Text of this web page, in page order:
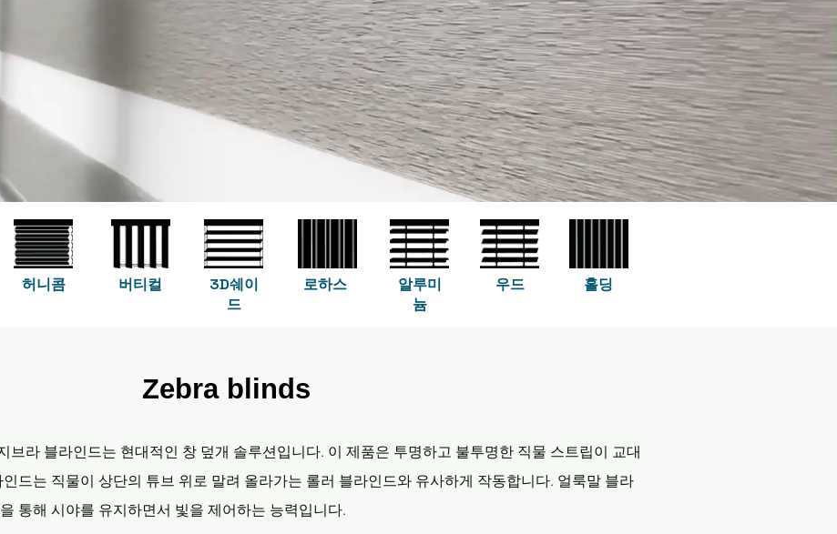
허니콤 버티컬
3D쉐이
드
로하스
알루미
늄
우드 홀딩
Zebra blinds
브라 블라인드는 현대적인 창 덮개 솔루션입니다. 이 제품은 투명하고 불투명한 직물 스트립이 교대
드는 직물이 상단의 튜브 위로 말려 올라가는 롤러 블라인드와 유사하게 작동합니다. 얼룩말 블라
통해 시야를 유지하면서 빛을 제어하는 능력입니다.